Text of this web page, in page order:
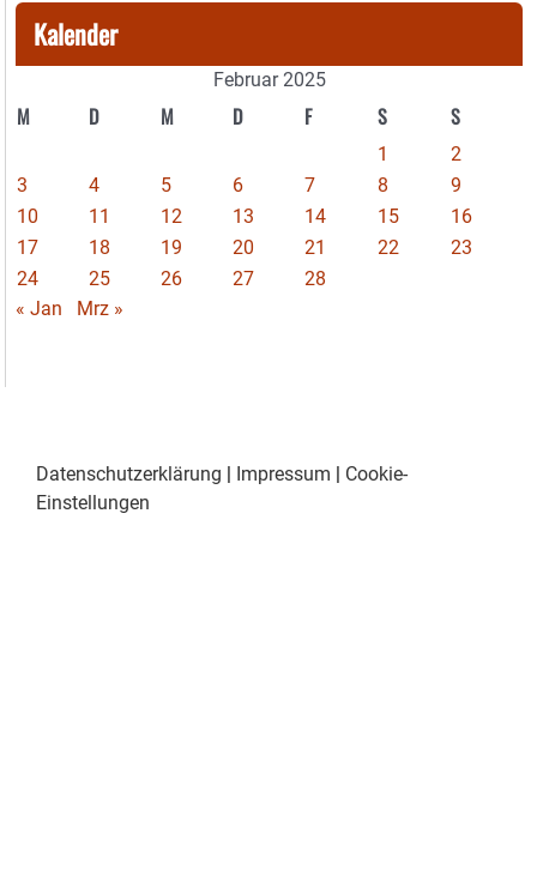
Kalender
Februar 2025
M D M D F S S
1
2
3
4 5 6 7 8
9
10
11 12 13 14 15
16
17
18 19 20 21 22
23
24
25 26 27
28
« Jan
Mrz »
Datenschutzerklärung | Impressum | Cookie-
Einstellungen